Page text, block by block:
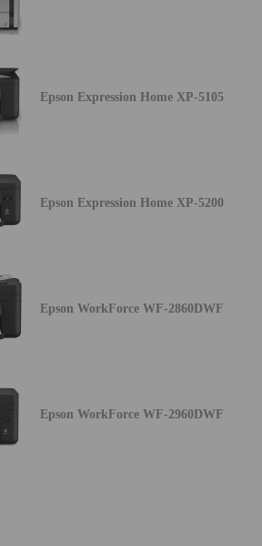
Epson Expression Home XP-5105
Epson Expression Home XP-5200
Epson WorkForce WF-2860DWF
Epson WorkForce WF-2960DWF